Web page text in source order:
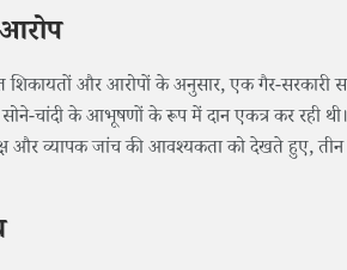
और आरोपों के अनुसार, एक गैर-सरकारी
चांदी के आभूषणों के रूप में दान एकत्र कर रही
और व्यापक जांच की आवश्यकता को देखते हुए,